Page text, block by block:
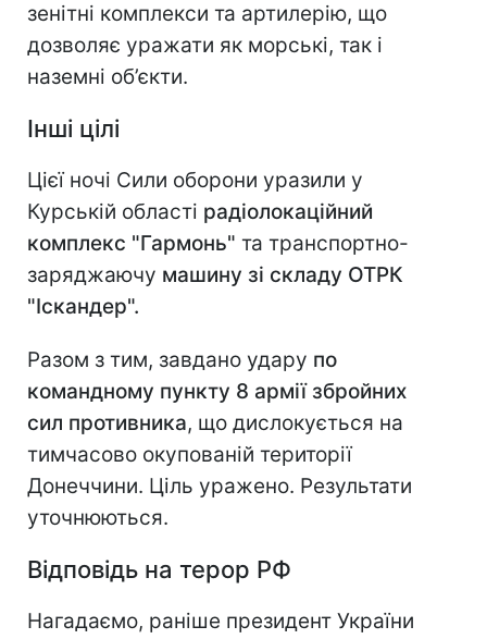
зенітні комплекси та артилерію, що
дозволяє уражати як морські, так і
наземні об’єкти.
Інші цілі
Цієї ночі Сили оборони уразили у
Курській області радіолокаційний
комплекс "Гармонь" та транспортно-
заряджаючу машину зі складу ОТРК
"Іскандер".
Разом з тим, завдано удару по
командному пункту 8 армії збройних
сил противника, що дислокується на
тимчасово окупованій території
Донеччини. Ціль уражено. Результати
уточнюються.
Відповідь на терор РФ
Нагадаємо, раніше президент України